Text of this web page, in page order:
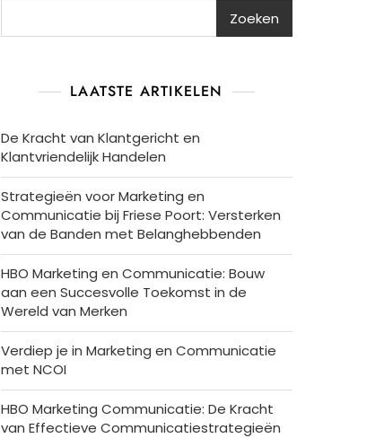
Zoeken
LAATSTE ARTIKELEN
De Kracht van Klantgericht en
Klantvriendelijk Handelen
Strategieën voor Marketing en
Communicatie bij Friese Poort: Versterken
van de Banden met Belanghebbenden
HBO Marketing en Communicatie: Bouw
aan een Succesvolle Toekomst in de
Wereld van Merken
Verdiep je in Marketing en Communicatie
met NCOI
HBO Marketing Communicatie: De Kracht
van Effectieve Communicatiestrategieën